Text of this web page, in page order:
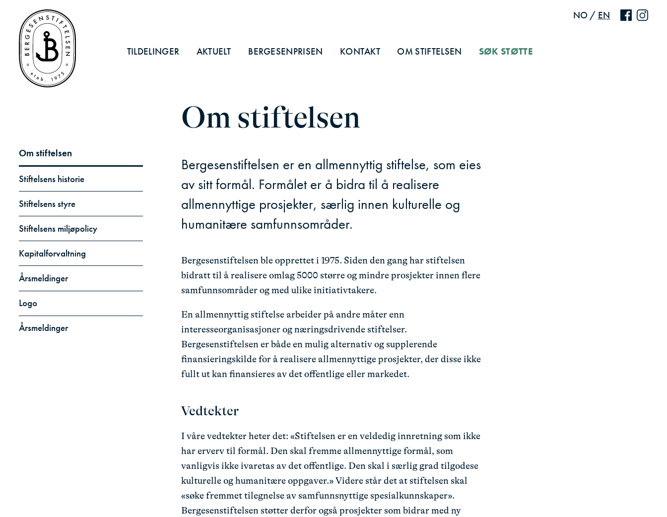
TILDELINGER AKTUELT BERGESENPRISEN KONTAKT OM STIFTELSEN SØK STØTTE
NO / EN
Om stiftelsen
Bergesenstiftelsen er en allmennyttig stiftelse, som eies
av sitt formål. Formålet er å bidra til å realisere
allmennyttige prosjekter, særlig innen kulturelle og
humanitære samfunnsområder.
Bergesenstiftelsen ble opprettet i 1975. Siden den gang har stiftelsen
bidratt til å realisere omlag 5000 større og mindre prosjekter innen flere
samfunnsområder og med ulike initiativtakere.
En allmennyttig stiftelse arbeider på andre måter enn
interesseorganisasjoner og næringsdrivende stiftelser.
Bergesenstiftelsen er både en mulig alternativ og supplerende
finansieringskilde for å realisere allmennyttige prosjekter, der disse ikke
fullt ut kan finansieres av det offentlige eller markedet.
Vedtekter
I våre vedtekter heter det: «Stiftelsen er en veldedig innretning som ikke
har erverv til formål. Den skal fremme allmennyttige formål, som
vanligvis ikke ivaretas av det offentlige. Den skal i særlig grad tilgodese
kulturelle og humanitære oppgaver.» Videre står det at stiftelsen skal
«søke fremmet tilegnelse av samfunnsnyttige spesialkunnskaper».
Bergesenstiftelsen støtter derfor også prosjekter som bidrar med ny
Om stiftelsen
Stiftelsens historie
Stiftelsens styre
Stiftelsens miljøpolicy
Kapitalforvaltning
Årsmeldinger
Logo
Årsmeldinger